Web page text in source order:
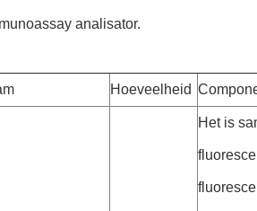
analisator.
Hoeveelheid
Het is